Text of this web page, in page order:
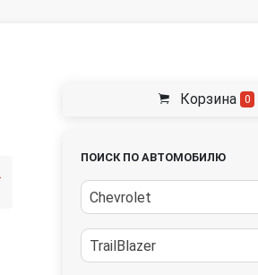
Корзина 0
ПОИСК ПО АВТОМОБИЛЮ
Chevrolet
TrailBlazer